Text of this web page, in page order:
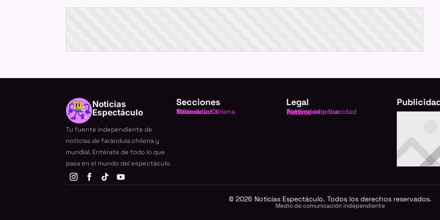
Noticias
Espectáculo
Tu fuente independiente de
noticias de farándula chilena y
mundial. Entérate de todo lo que
pasa en el mundo del espectáculo.
Secciones
Farándula Chilena
Internacional
TV
Música
Actualidad
Legal
Política de privacidad
Términos de Uso
Publicidad
Autores
© 2026 Noticias Espectáculo. Todos los derechos reservados.
Medio de comunicación independiente